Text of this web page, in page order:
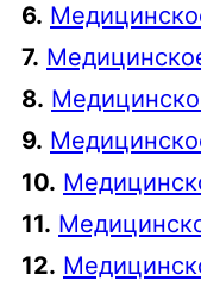
6.
7.
8.
9.
10.
11.
12.